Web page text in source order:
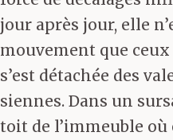
jour après jour, elle
mouvement que
s’est détachée des
siennes. Dans un
toit de l’immeuble